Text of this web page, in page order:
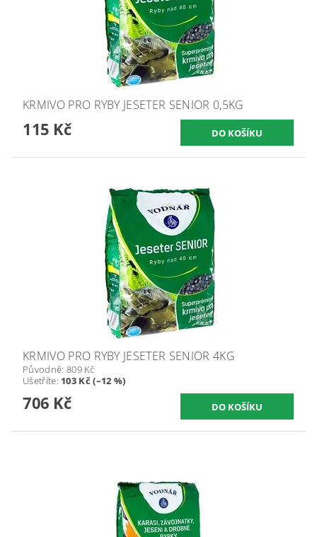
KRMIVO PRO RYBY JESETER SENIOR 0,5KG
115 Kč
KRMIVO PRO RYBY JESETER SENIOR 4KG
Původně: 809 Kč
Ušetříte: 103 Kč (–12 %)
706 Kč